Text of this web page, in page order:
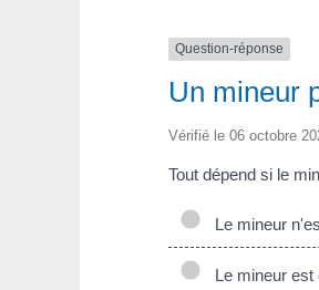
Question-réponse
Un mineur
Vérifié le 06 octobre
Tout dépend si le
Le mineur
Le mineur est